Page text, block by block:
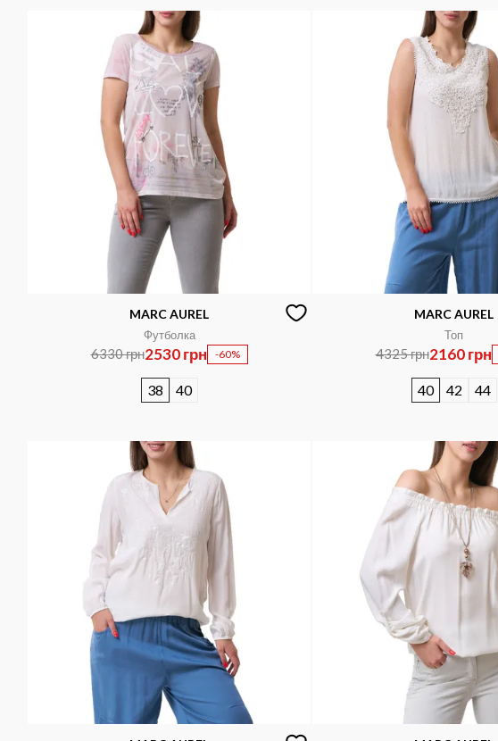
MARC AUREL
Футболка
6330 грн2530 грн -60%
38 40
MARC AUREL
Топ
4325 грн2160 грн
40 42 44